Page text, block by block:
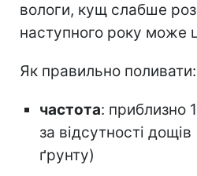
вологи, кущ слабше
наступного року може
Як правильно поливати:
частота: приблизно
за відсутності
ґрунту)